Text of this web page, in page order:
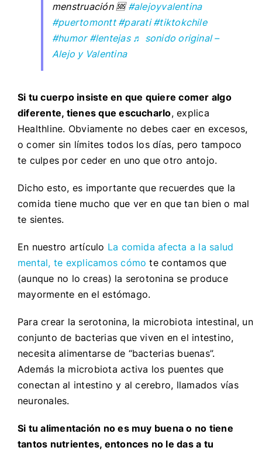
menstruación 🆘#alejoyvalentina
#puertomontt #parati #tiktokchile
#humor #lentejas ♬ sonido original –
Alejo y Valentina
Si tu cuerpo insiste en que quiere comer algo
diferente, tienes que escucharlo, explica
Healthline. Obviamente no debes caer en excesos,
o comer sin límites todos los días, pero tampoco
te culpes por ceder en uno que otro antojo.
Dicho esto, es importante que recuerdes que la
comida tiene mucho que ver en que tan bien o mal
te sientes.
En nuestro artículo La comida afecta a la salud
mental, te explicamos cómo te contamos que
(aunque no lo creas) la serotonina se produce
mayormente en el estómago.
Para crear la serotonina, la microbiota intestinal, un
conjunto de bacterias que viven en el intestino,
necesita alimentarse de “bacterias buenas”.
Además la microbiota activa los puentes que
conectan al intestino y al cerebro, llamados vías
neuronales.
Si tu alimentación no es muy buena o no tiene
tantos nutrientes, entonces no le das a tu